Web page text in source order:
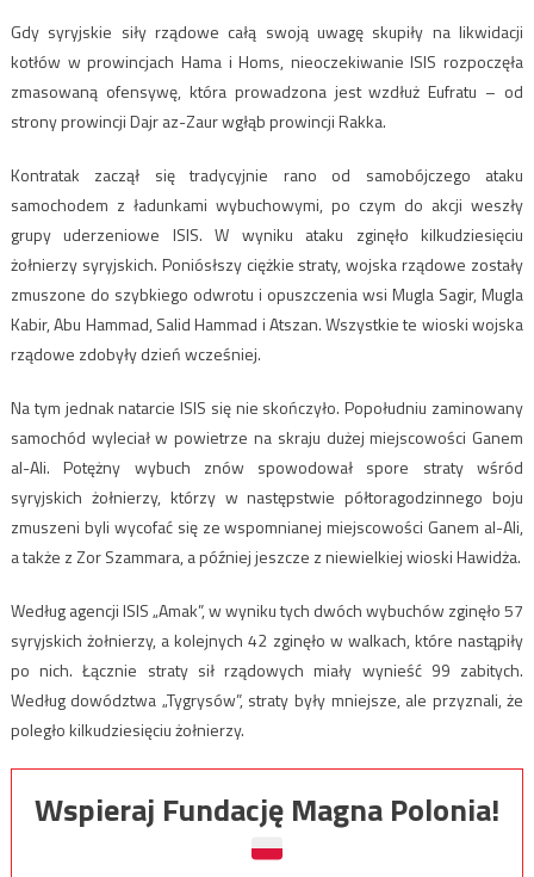
Gdy syryjskie siły rządowe całą swoją uwagę skupiły na likwidacji
kotłów w prowincjach Hama i Homs, nieoczekiwanie ISIS rozpoczęła
zmasowaną ofensywę, która prowadzona jest wzdłuż Eufratu – od
strony prowincji Dajr az-Zaur wgłąb prowincji Rakka.
Kontratak zaczął się tradycyjnie rano od samobójczego ataku
samochodem z ładunkami wybuchowymi, po czym do akcji weszły
grupy uderzeniowe ISIS. W wyniku ataku zginęło kilkudziesięciu
żołnierzy syryjskich. Poniósłszy ciężkie straty, wojska rządowe zostały
zmuszone do szybkiego odwrotu i opuszczenia wsi Mugla Sagir, Mugla
Kabir, Abu Hammad, Salid Hammad i Atszan. Wszystkie te wioski wojska
rządowe zdobyły dzień wcześniej.
Na tym jednak natarcie ISIS się nie skończyło. Popołudniu zaminowany
samochód wyleciał w powietrze na skraju dużej miejscowości Ganem
al-Ali. Potężny wybuch znów spowodował spore straty wśród
syryjskich żołnierzy, którzy w następstwie półtoragodzinnego boju
zmuszeni byli wycofać się ze wspomnianej miejscowości Ganem al-Ali,
a także z Zor Szammara, a później jeszcze z niewielkiej wioski Hawidża.
Według agencji ISIS „Amak”, w wyniku tych dwóch wybuchów zginęło 57
syryjskich żołnierzy, a kolejnych 42 zginęło w walkach, które nastąpiły
po nich. Łącznie straty sił rządowych miały wynieść 99 zabitych.
Według dowództwa „Tygrysów”, straty były mniejsze, ale przyznali, że
poległo kilkudziesięciu żołnierzy.
Wspieraj Fundację Magna Polonia!